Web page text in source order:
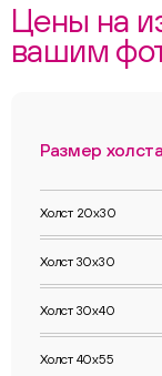
Цены на
вашим
Размер холста
Холст 20х30
Холст 30х30
Холст 30х40
Холст 40х55